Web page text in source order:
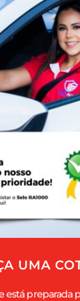
UMA
está preparada